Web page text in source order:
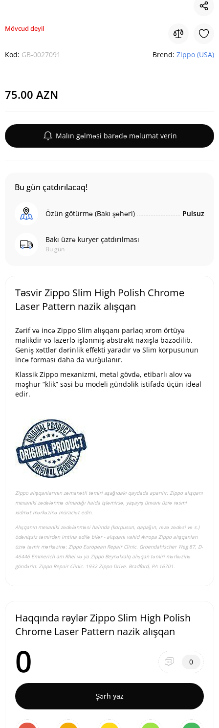
Mövcud deyil
Kod: GB-0027091 Brend: Zippo (USA)
75.00 AZN
Malın gəlməsi barədə məlumat verin
Bu gün çatdırılacaq!
Özün götürmə (Bakı şəhəri) Pulsuz
Bakı üzrə kuryer çatdırılması
Bu gün
Təsvir Zippo Slim High Polish Chrome
Laser Pattern nazik alışqan
Zərif və incə Zippo Slim alışqanı parlaq xrom örtüyə
malikdir və lazerlə işlənmiş abstrakt naxışla bəzədilib.
Geniş xəttlər dərinlik effekti yaradır və Slim korpusunun
incə forması daha da vurğulanır.
Klassik Zippo mexanizmi, metal gövdə, etibarlı alov və
məşhur “klik” səsi bu modeli gündəlik istifadə üçün ideal
edir.
Zippo alışqanlarının zəmanətli təmiri aşağıdakı qaydada aparılır: Zippo alışqanı
mexaniki zədələnmə olmadığı halda işləmirsə, yaşayış ünvanı üzrə rəsmi
xidmət mərkəzinə müraciət edin.
Alışqanın mexaniki zədələnməsi halında (korpusun, qapağın, rəzə zədəsi və s.)
ödənişsiz təmirdən imtina edilə bilər - alışqanı vahid Avropa Zippo alışqanları
üzrə təmir mərkəzinə: Zippo European Repair Clinic. Groendahlscher Weg 87, D-
46446 Emmerich am Rhei və ya Zippo Beynəlxalq alışqan təmiri mərkəzinə
göndərin: Zippo Repair Clinic. 1932 Zippo Drive. Bradford, PA 16701.
Haqqında rəylər Zippo Slim High Polish
Chrome Laser Pattern nazik alışqan
0 0
Şərh yaz